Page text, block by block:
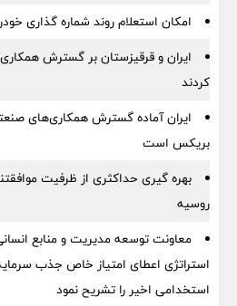
امکان استعلام روند شماره گذاری
ایران و قرقیزستان بر گسترش
کردند
ایران آماده گسترش همکاری‌های
بریکس است
بهره گیری حداکثری از ظرفیت
روسیه
معاونت توسعه مدیریت و منابع
استراتژی اعطای امتیاز خاص جذب
استخدامی اخیر را تشریح نمود